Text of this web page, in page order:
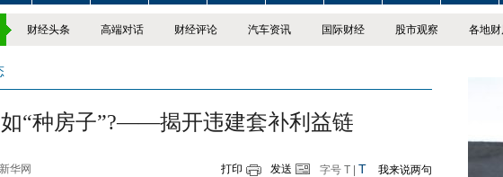
财经头条 高端对话 财经评论 汽车资讯 国际财经 股市观察 各地
“种房子”?——揭开违建套补利益链
华网 打印 发送 字号 T T 我来说两句